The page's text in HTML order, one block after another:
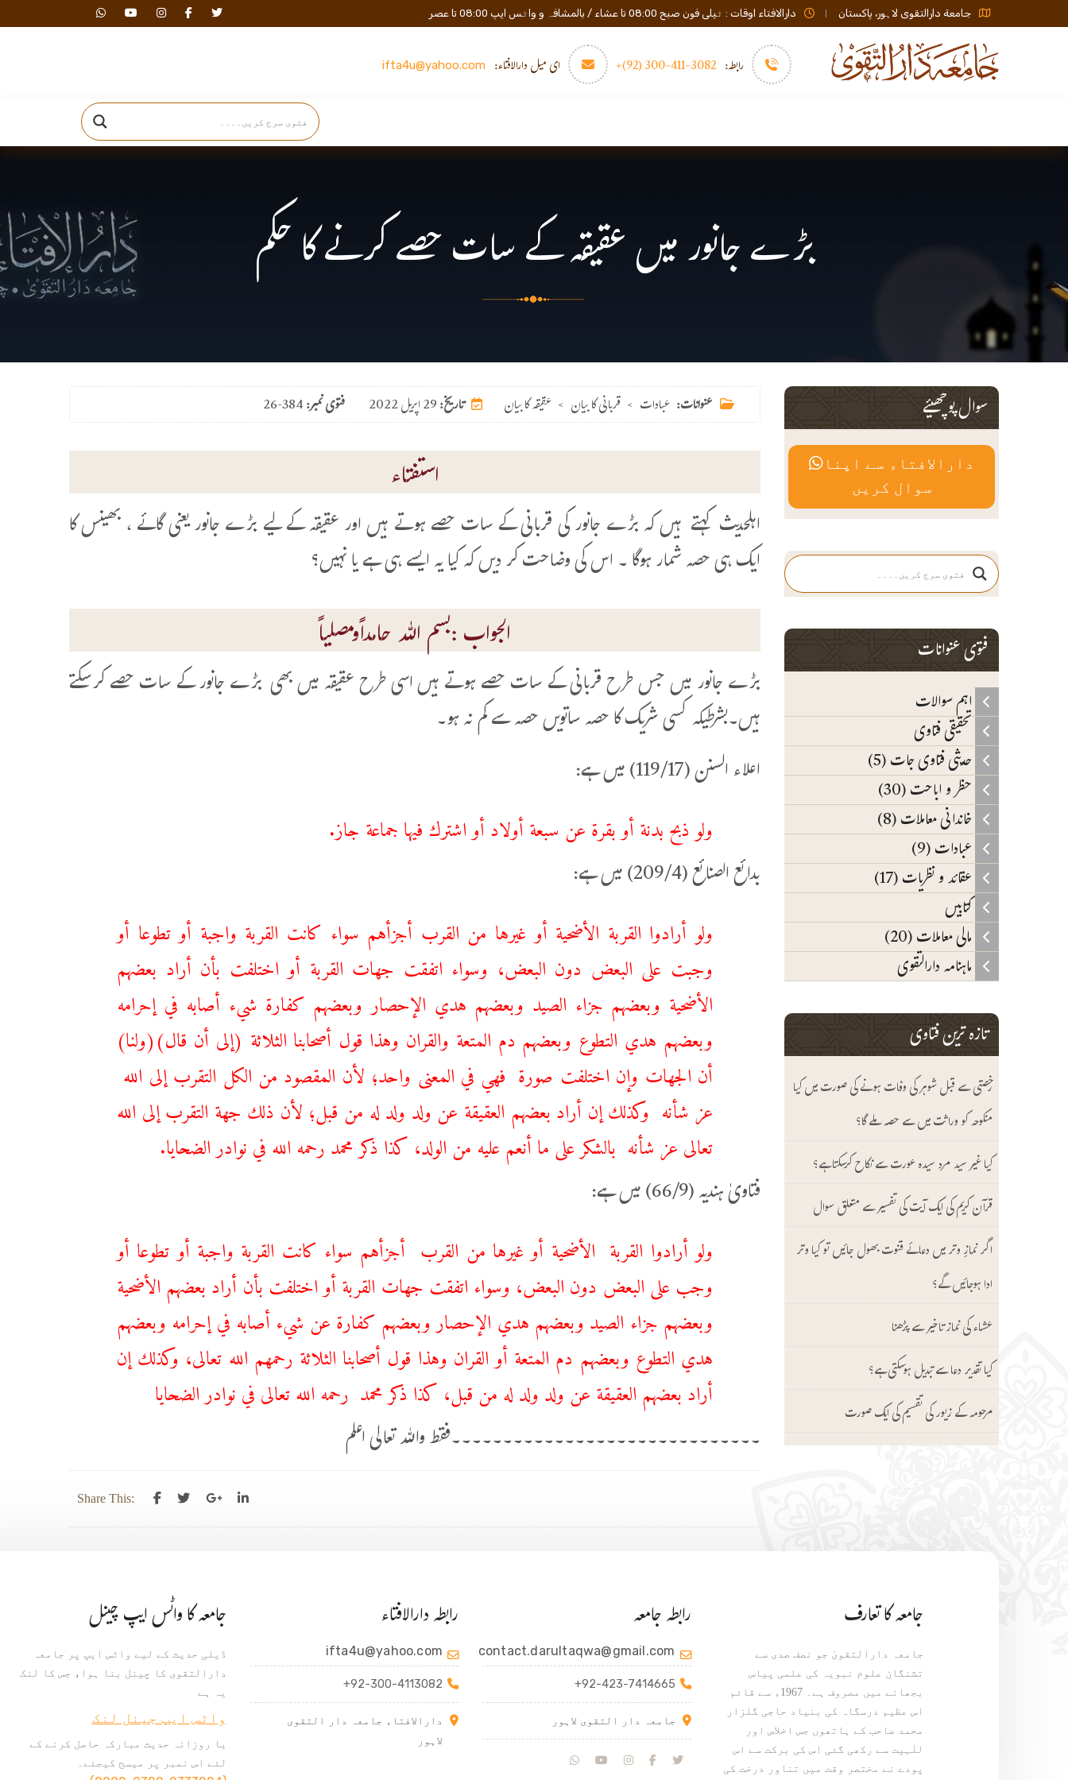
جامعة دارالتقوی لاہور، پاکستان دارالافتاء اوقات : ٹیلی فون صبح 08:00 تا عشاء / بالمشافہ و واٹس ایپ 08:00 تا عصر
رابطہ: 3082-411-300 (92)+ ای میل دارالافتاء: ifta4u@yahoo.com
بڑے جانور میں عقیقہ کے سات حصے کرنے کا حکم
فتوی نمبر:26-384 تاریخ:29 اپریل 2022 عنوانات: عبادات > قربانی کا بیان > عقیقہ کا بیان
استفتاء
اہلحدیث کہتے ہیں کہ بڑے جانور کی قربانی کے سات حصے ہوتے ہیں اور عقیقہ کے لیے بڑے جانور یعنی گائے ، بھینس کا
ایک ہی حصہ شمار ہوگا ۔ اس کی وضاحت کر دیں کہ کیا یہ ایسے ہی ہے یا نہیں؟
الجواب :بسم اللہ حامداًومصلیاً
بڑے جانور میں جس طرح قربانی کے سات حصے ہوتے ہیں اسی طرح عقیقہ میں بھی بڑے جانور کے سات حصے کرسکتے
ہیں۔بشرطیکہ کسی شریک کا حصہ ساتویں حصہ سے کم نہ ہو۔
اعلاء السنن (119/17) میں ہے:
ولو ذبح بدنة أو بقرة عن سبعة أولاد أو اشترك فيها جماعة جاز.
بدائع الصنائع (209/4) میں ہے:
ولو أرادوا القربة الأضحية أو غيرها من القرب أجزأهم سواء كانت القربة واجبة أو تطوعا أو
وجبت ‌على ‌البعض ‌دون ‌البعض، وسواء اتفقت جهات القربة أو اختلفت بأن أراد بعضهم
الأضحية وبعضهم جزاء الصيد وبعضهم هدي الإحصار وبعضهم كفارة شيء أصابه في إحرامه
وبعضهم هدي التطوع وبعضهم دم المتعة والقران وهذا قول أصحابنا الثلاثة (إلى أن قال)(ولنا)
أن الجهات وإن اختلفت صورة فهي في المعنى واحد؛ لأن المقصود من الكل التقرب إلى الله
عز شأنه وكذلك إن أراد بعضهم العقيقة عن ولد ولد له من قبل؛ لأن ذلك جهة التقرب إلى الله
تعالى عز شأنه بالشكر على ما أنعم عليه من الولد، كذا ذكر محمد رحمه الله في نوادر الضحايا.
فتاویٰ ہندیہ (66/9) میں ہے:
ولو أرادوا القربة الأضحية أو غيرها من القرب أجزأهم سواء كانت القربة واجبة أو تطوعا أو
وجب ‌على ‌البعض ‌دون ‌البعض، وسواء اتفقت جهات القربة أو اختلفت بأن أراد بعضهم الأضحية
وبعضهم جزاء الصيد وبعضهم هدي الإحصار وبعضهم كفارة عن شيء أصابه في إحرامه وبعضهم
هدي التطوع وبعضهم دم المتعة أو القران وهذا قول أصحابنا الثلاثة رحمهم الله تعالى، وكذلك إن
أراد بعضهم العقيقة عن ولد ولد له من قبل، كذا ذكر محمد رحمه الله تعالى في نوادر الضحايا
۔۔۔۔۔۔۔۔۔۔۔۔۔۔۔۔۔۔۔۔۔۔۔۔۔۔۔۔۔۔فقط واللہ تعالی اعلم
Share This:
سوال پوچھیئے
دارالافتاء سے اپنا
سوال کریں
فتوی عنوانات
اہم سوالات
تحقیقی فتاوی
حدیثی فتاوی جات (5)
حظر و اباحت (30)
خاندانی معاملات (8)
عبادات (9)
عقائد و نظریات (17)
کتابیں
مالی معاملات (20)
ماہنامہ دارالتقوی
تازہ ترین فتاوی
رخصتی سے قبل شوہر کی وفات ہونے کی صورت میں کیا
منکوحہ کو وراثت میں سے حصہ ملے گا؟
کیا غیر سید مرد سیدہ عورت سے نکاح کرسکتا ہے؟
قرآن کریم کی ایک آیت کی تفسیر سے متعلق سوال
اگر نمازِ وتر میں دعائے قنوت بھول جائیں تو کیا وتر
ادا ہوجائیں گے؟
عشاء کی نماز تاخیر سے پڑھنا
کیا تقدیر دعا سے تبدیل ہوسکتی ہے؟
مرحومہ کے زیور کی تقسیم کی ایک صورت
جامعہ کا تعارف
جامعہ دارالتقویٰ جو نصف صدی سے
تشنگان علوم نبویہ کی علمی پیاس
بجھانے میں مصروف ہے۔ 1967ء سے قائم
اس عظیم درسگاہ کی بنیاد حاجی گلزار
محمد صاحب کے ہاتھوں جس اخلاص اور
للٰہیت سے رکھی گئی اس کی برکت سے اس
پودے نے مختصر وقت میں تناور درخت کی
رابطہ جامعہ
contact.darultaqwa@gmail.com
+92-423-7414665
جامعہ دار التقوی لاہور
رابطہ دارالافتاء
ifta4u@yahoo.com
+92-300-4113082
دارالافتاء جامعہ دار التقوی
لاہور
جامعہ کا واٹس ایپ چینل
ڈیلی حدیث کے لیے واٹس ایپ پر جامعہ
دارالتقوی کا چینل بنا ہوا، جس کا لنک
یہ ہے
واٹس ایپ جینل لنک
یا روزانہ حدیث مبارکہ حاصل کرنے کے
لئے اس نمبر پر میسج کیجئے۔